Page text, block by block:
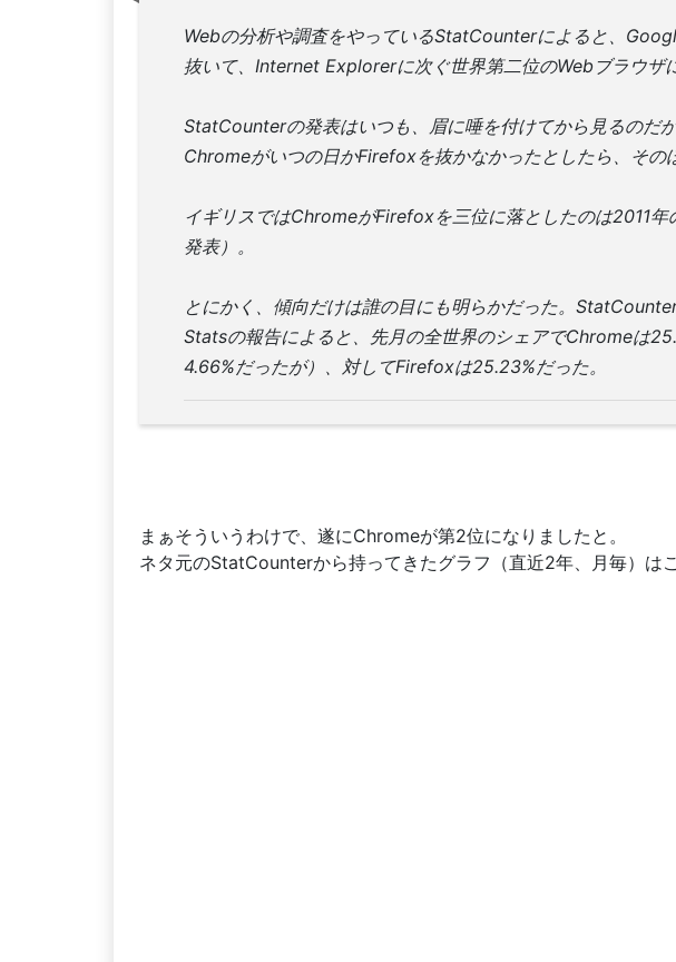
Webの分析や調査をやっているStatCounterによると、
抜いて、Internet Explorerに次ぐ世界第二位のWebブラウザ
StatCounterの発表はいつも、眉に唾を付けてから見るのだ
Chromeがいつの日かFirefoxを抜かなかったとしたら、その
イギリスではChromeがFirefoxを三位に落としたのは2011
発表）。
とにかく、傾向だけは誰の目にも明らかだった。
Statsの報告によると、先月の全世界のシェアでChromeは
4.66%だったが）、対してFirefoxは25.23%だった。
まぁそういうわけで、遂にChromeが第2位になりましたと。
ネタ元のStatCounterから持ってきたグラフ（直近2年、月毎）はこ